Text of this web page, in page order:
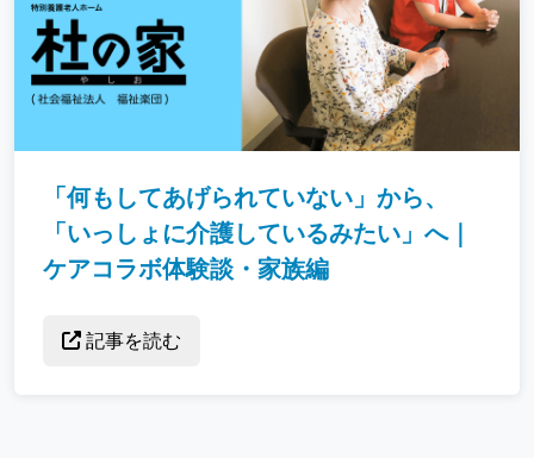
「何もしてあげられていない」から、
「いっしょに介護しているみたい」へ｜
ケアコラボ体験談・家族編
記事を読む